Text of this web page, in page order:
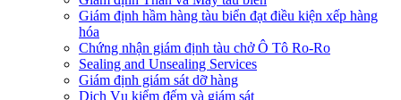
​Giám định hầm hàng tàu biển đạt điều kiện xếp hàng
hóa
Chứng nhận giám định tàu chở Ô Tô Ro-Ro
Sealing and Unsealing Services
Giám định giám sát dỡ hàng
Dịch Vụ kiểm đếm và giám sát